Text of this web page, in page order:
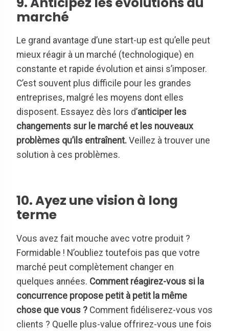
marché
Le grand avantage d’une start-up est qu’elle peut
mieux réagir à un marché (technologique) en
constante et rapide évolution et ainsi s’imposer.
C’est souvent plus difficile pour les grandes
entreprises, malgré les moyens dont elles
disposent. Essayez dès lors d’anticiper les
changements sur le marché et les nouveaux
problèmes qu’ils entraînent. Veillez à trouver une
solution à ces problèmes.
10. Ayez une vision à long
terme
Vous avez fait mouche avec votre produit ?
Formidable ! N’oubliez toutefois pas que votre
marché peut complètement changer en
quelques années. Comment réagirez-vous si la
concurrence propose petit à petit la même
chose que vous ? Comment fidéliserez-vous vos
clients ? Quelle plus-value offrirez-vous une fois